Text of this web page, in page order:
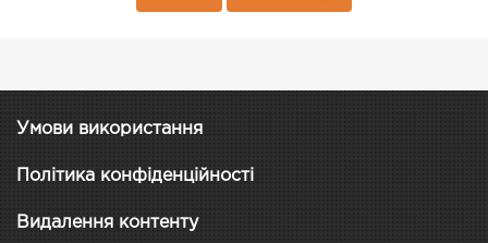
Умови використання
Політика конфіденційності
Видалення контенту